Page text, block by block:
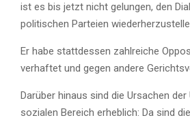
ist es bis jetzt nicht gelungen, den
politischen Parteien
Er habe stattdessen zahlreiche
verhaftet und gegen andere
Darüber hinaus sind die Ursachen
sozialen Bereich erheblich: Da sind